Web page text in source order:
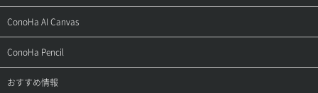
お問い合わせ
お乗り換えガイド
よくある質問
APIドキュメントVPS2.0
APIドキュメントVPS3.0
ご利用ガイド
APIドキュメントVPS2.0
サポートトップ
ご利用ガイド
ConoHa AI Canvas
サポートトップ
ご利用ガイド
ConoHa Pencil
サポートトップ
おすすめ情報